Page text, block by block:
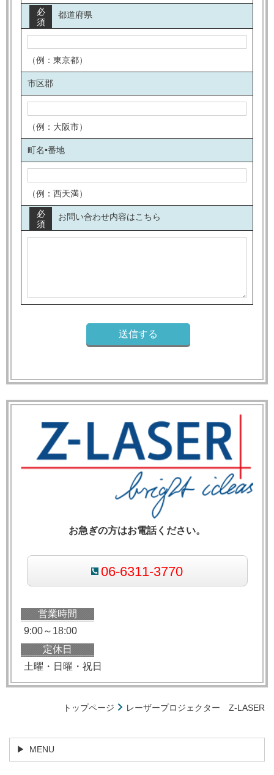
都道府県
必
須
（例：東京都）
市区郡
（例：大阪市）
町名•番地
（例：西天満）
お問い合わせ内容はこちら
必
須
お急ぎの方はお電話ください。
06-6311-3770
営業時間
9:00～18:00
定休日
土曜・日曜・祝日
トップページ レーザープロジェクター Z-LASER
MENU